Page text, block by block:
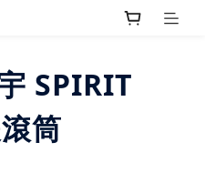
SPIRIT
筒